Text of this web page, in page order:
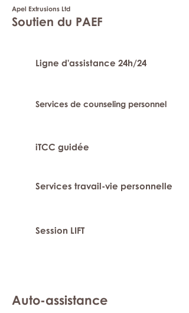
Apel Extrusions Ltd
Soutien du PAEF
Ligne d'assistance 24h/24
Services de counseling personnel
iTCC guidée
Services travail-vie personnelle
Session LIFT
Auto-assistance